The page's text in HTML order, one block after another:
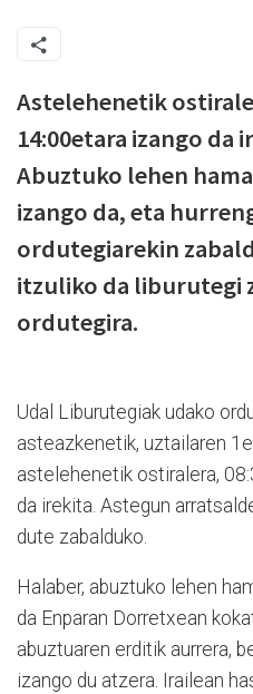
Astelehenetik
14:00etara izango da
Abuztuko lehen
izango da, eta
ordutegiarekin
itzuliko da liburutegi
ordutegira.
Udal Liburutegiak udako
asteazkenetik, uztailaren
astelehenetik ostiralera,
da irekita. Astegun
dute zabalduko.
Halaber, abuztuko lehen
da Enparan Dorretxean
abuztuaren erditik aurrera,
izango du atzera. Irailean